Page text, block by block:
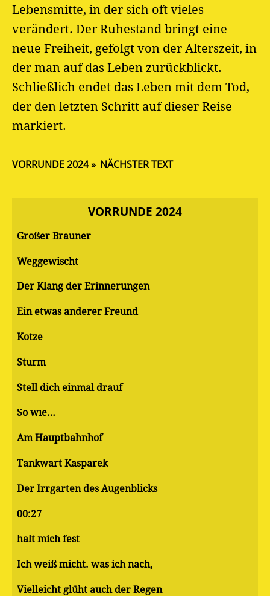
Lebensmitte, in der sich oft vieles
verändert. Der Ruhestand bringt eine
neue Freiheit, gefolgt von der Alterszeit, in
der man auf das Leben zurückblickt.
Schließlich endet das Leben mit dem Tod,
der den letzten Schritt auf dieser Reise
markiert.
VORRUNDE 2024 NÄCHSTER TEXT
VORRUNDE 2024
Großer Brauner
Weggewischt
Der Klang der Erinnerungen
Ein etwas anderer Freund
Kotze
Sturm
Stell dich einmal drauf
So wie…
Am Hauptbahnhof
Tankwart Kasparek
Der Irrgarten des Augenblicks
00:27
halt mich fest
Ich weiß micht. was ich nach,
Vielleicht glüht auch der Regen